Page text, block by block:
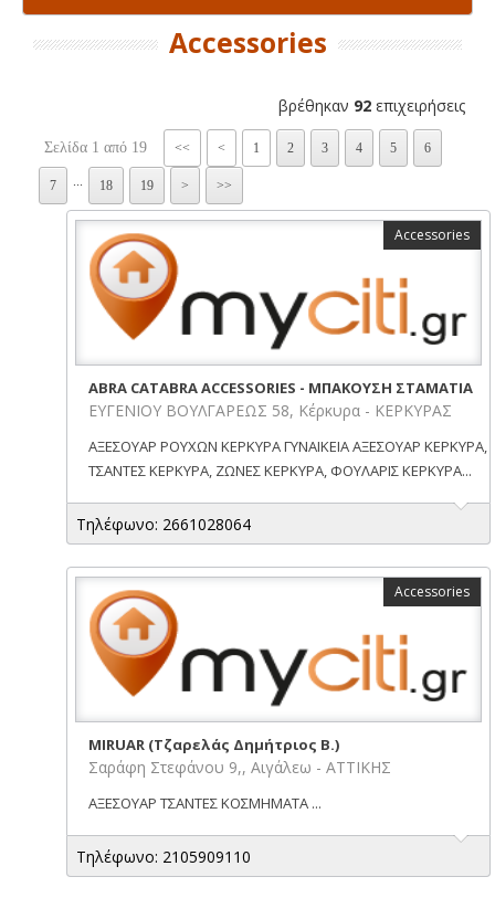
Accessories
βρέθηκαν 92 επιχειρήσεις
Σελίδα 1 από 19 << < 1 2 3 4 5 6
7 18 19 > >>
Accessories
ABRA CATABRA ACCESSORIES - ΜΠΑΚΟΥΣΗ ΣΤΑΜΑΤΙΑ
ΕΥΓΕΝΙΟΥ ΒΟΥΛΓΑΡΕΩΣ 58, Κέρκυρα - ΚΕΡΚΥΡΑΣ
ΑΞΕΣΟΥΑΡ ΡΟΥΧΩΝ ΚΕΡΚΥΡΑ ΓΥΝΑΙΚΕΙΑ ΑΞΕΣΟΥΑΡ ΚΕΡΚΥΡΑ,
ΤΣΑΝΤΕΣ ΚΕΡΚΥΡΑ, ΖΩΝΕΣ ΚΕΡΚΥΡΑ, ΦΟΥΛΑΡΙΣ ΚΕΡΚΥΡΑ...
Τηλέφωνο: 2661028064
Accessories
MIRUAR (Τζαρελάς Δημήτριος Β.)
Σαράφη Στεφάνου 9,, Αιγάλεω - ΑΤΤΙΚΗΣ
ΑΞΕΣΟΥΑΡ ΤΣΑΝΤΕΣ ΚΟΣΜΗΜΑΤΑ ...
Τηλέφωνο: 2105909110